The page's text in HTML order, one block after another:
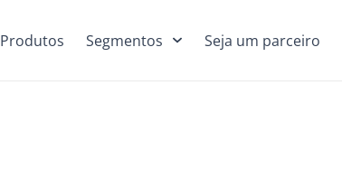
Produtos Segmentos Seja um parceiro